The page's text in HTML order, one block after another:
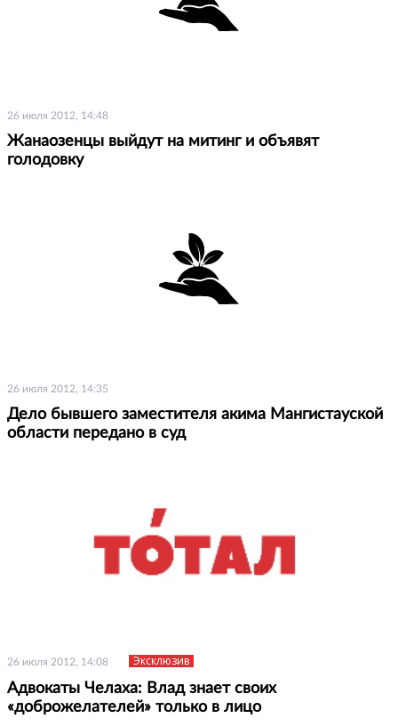
26 июля 2012, 14:48
Жанаозенцы выйдут на митинг и объявят
голодовку
26 июля 2012, 14:35
Дело бывшего заместителя акима Мангистауской
области передано в суд
26 июля 2012, 14:08 Эксклюзив
Адвокаты Челаха: Влад знает своих
«доброжелателей» только в лицо